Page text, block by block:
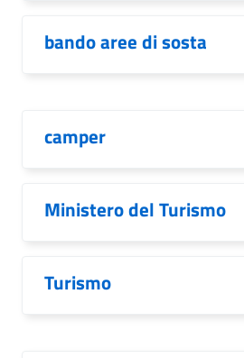
bando aree di sosta
camper
Ministero del Turismo
Turismo